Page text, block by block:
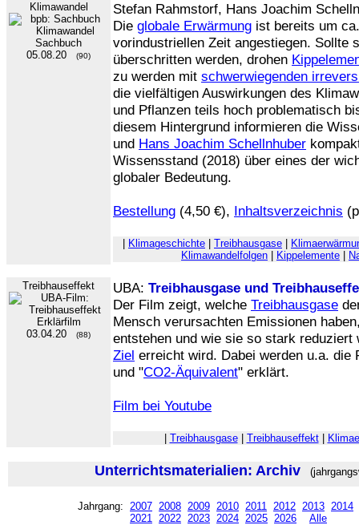
Klimawandel
Sachbuch
05.08.20
(90)
Stefan Rahmstorf, Hans Joachim
Die globale Erwärmung ist bereits um
vorindustriellen Zeit angestiegen. Sollte
überschritten werden, drohen
zu werden mit schwerwiegenden
die vielfältigen Auswirkungen des
und Pflanzen teils hoch problematisch
diesem Hintergrund informieren die
und Hans Joachim Schellnhuber
Wissensstand (2018) über eines der
globaler Bedeutung.
Bestellung (4,50 €), Inhaltsverzeichnis
Klimageschichte Treibhausgase
Klimawandelfolgen
Kippelemente
Treibhauseffekt
Erklärfilm
03.04.20
(88)
UBA: Treibhausgase und
Der Film zeigt, welche Treibhausgase
Mensch verursachten Emissionen
entstehen und wie sie so stark
Ziel erreicht wird. Dabei werden u.a. die
und "CO2-Äquivalent" erklärt.
Film bei Youtube
Treibhausgase| Treibhauseffekt|
Unterrichtsmaterialien: Archiv
Jahrgang: 2007 2008 2009 2010 2011 2012 2013 2014
2021 2022 2023 2024 2025 2026 Alle